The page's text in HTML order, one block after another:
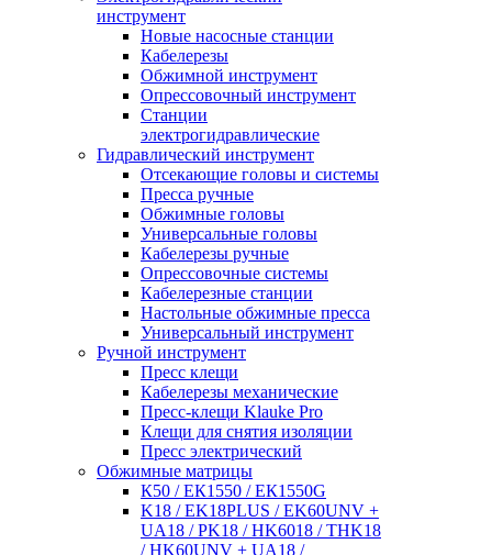
инструмент
Новые насосные станции
Кабелерезы
Обжимной инструмент
Опрессовочный инструмент
Станции
электрогидравлические
Гидравлический инструмент
Отсекающие головы и системы
Пресса ручные
Обжимные головы
Универсальные головы
Кабелерезы ручные
Опрессовочные системы
Кабелерезные станции
Настольные обжимные пресса
Универсальный инструмент
Ручной инструмент
Пресс клещи
Кабелерезы механические
Пресс-клещи Klauke Pro
Клещи для снятия изоляции
Пресс электрический
Обжимные матрицы
К50 / ЕК1550 / ЕК1550G
K18 / EK18PLUS / EK60UNV +
UA18 / PK18 / HK6018 / THK18
/ HK60UNV + UA18 /